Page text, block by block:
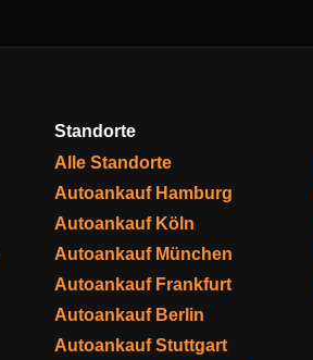
Standorte
Alle Standorte
Autoankauf Hamburg
Autoankauf Köln
Autoankauf München
Autoankauf Frankfurt
Autoankauf Berlin
Autoankauf Stuttgart